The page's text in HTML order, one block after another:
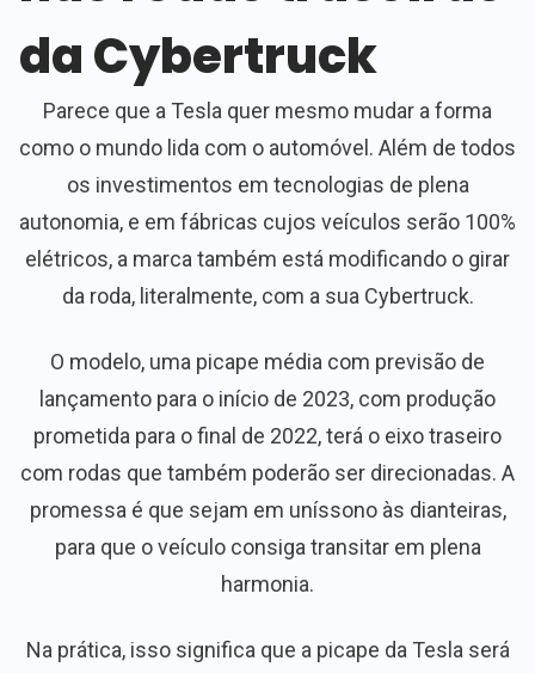
da Cybertruck
Parece que a Tesla quer mesmo mudar a forma
como o mundo lida com o automóvel. Além de todos
os investimentos em tecnologias de plena
autonomia, e em fábricas cujos veículos serão 100%
elétricos, a marca também está modificando o girar
da roda, literalmente, com a sua Cybertruck.
O modelo, uma picape média com previsão de
lançamento para o início de 2023, com produção
prometida para o final de 2022, terá o eixo traseiro
com rodas que também poderão ser direcionadas. A
promessa é que sejam em uníssono às dianteiras,
para que o veículo consiga transitar em plena
harmonia.
Na prática, isso significa que a picape da Tesla será